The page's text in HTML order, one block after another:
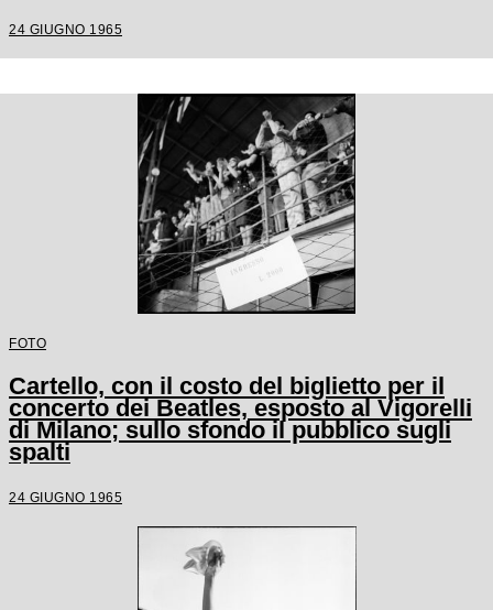
24 GIUGNO 1965
FOTO
Cartello, con il costo del biglietto per il
concerto dei Beatles, esposto al Vigorelli
di Milano; sullo sfondo il pubblico sugli
spalti
24 GIUGNO 1965